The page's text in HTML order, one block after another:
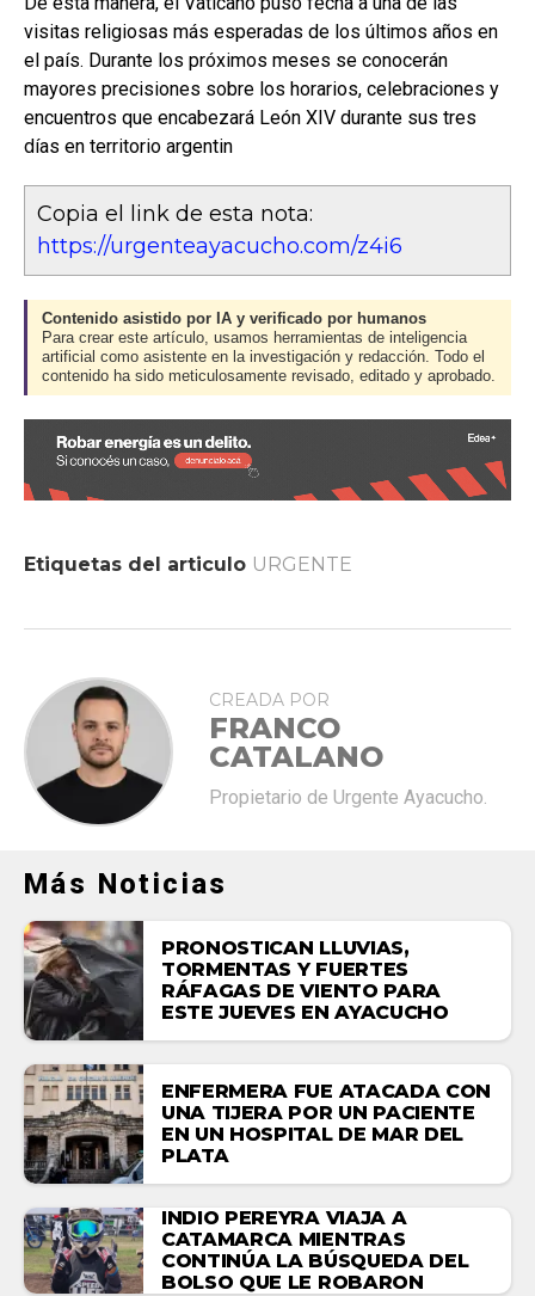
visitas religiosas más esperadas de los últimos años en
el país. Durante los próximos meses se conocerán
mayores precisiones sobre los horarios, celebraciones y
encuentros que encabezará León XIV durante sus tres
días en territorio argentin
Copia el link de esta nota:
https://urgenteayacucho.com/z4i6
Contenido asistido por IA y verificado por humanos
Para crear este artículo, usamos herramientas de inteligencia
artificial como asistente en la investigación y redacción. Todo el
contenido ha sido meticulosamente revisado, editado y aprobado.
Etiquetas del articulo URGENTE
CREADA POR
FRANCO
CATALANO
Propietario de Urgente Ayacucho.
Más Noticias
PRONOSTICAN LLUVIAS,
TORMENTAS Y FUERTES
RÁFAGAS DE VIENTO PARA
ESTE JUEVES EN AYACUCHO
ENFERMERA FUE ATACADA CON
UNA TIJERA POR UN PACIENTE
EN UN HOSPITAL DE MAR DEL
PLATA
INDIO PEREYRA VIAJA A
CATAMARCA MIENTRAS
CONTINÚA LA BÚSQUEDA DEL
BOLSO QUE LE ROBARON